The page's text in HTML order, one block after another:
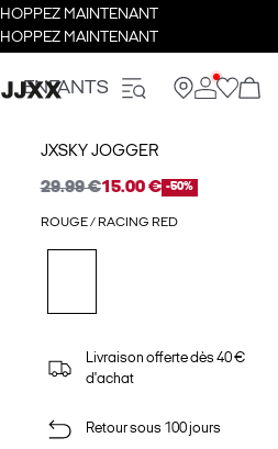
MAINTENANT
MAINTENANT
ENFANTS
JXSKY JOGGER
29.99 €15.00 € -50%
ROUGE / RACING RED
Livraison offerte dès 40 €
d'achat
Retour sous 100 jours